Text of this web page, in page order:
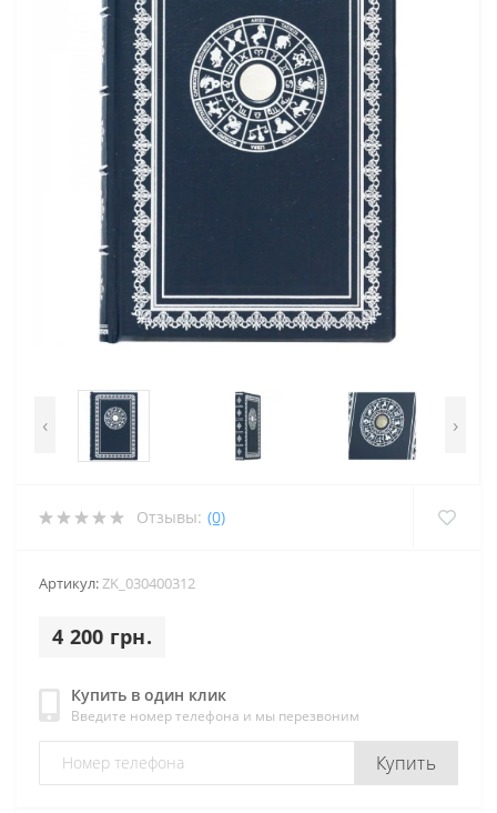
‹ ›
Отзывы: (0)
Артикул:ZK_030400312
4 200 грн.
Купить в один клик
Введите номер телефона и мы перезвоним
Купить